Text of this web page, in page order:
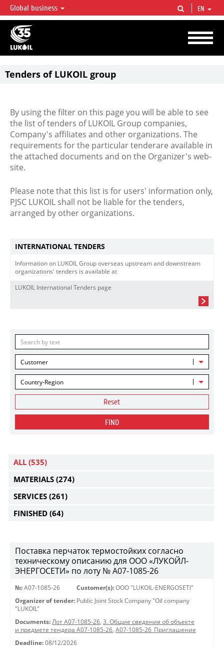
LUKOIL OVERVIEW
LUKOIL is one of the largest oil & gas vertical integrated companies in the world
accounting for over 2% of crude production and circa 1% of proved hydrocarbon
reserves globally.
Global business EN
Tenders of LUKOIL group
By using the filter on this page you will be able to see
the list of tenders of LUKOIL Group companies,
Company's affiliates and other organizations. The
requirements for the particular tenderare available in
the attached documents and on the Organizer's web-
site.
Please note that this list is for users' information only,
PJSC LUKOIL shall not be liable for the tenders,
arranged by other organizations.
INTERNATIONAL TENDERS
Information on LUKOIL Group overseas upstream and downstream
organizations' tenders is available at
LUKOIL International Tenders page
Customer
Country-Region
Reset
FIND
ALL (535)
MATERIALS (274)
SERVICES (261)
FINISHED (64)
Поставка перчаток термостойких согласно
техническому описанию для ООО «ЛУКОЙЛ-
ЭНЕРГОСЕТИ» по лоту № A07-1085-26
№: A07-1085-26 Customer(s): OOO "LUKOIL-ENERGOSETI"
Organizer of tender: Public Joint Stock Company "Oil company
"LUKOIL"
Documents: Лот A07-1085-26, 3. Общие сведения об объекте
и предмете тендера A07-1085-26, A07-1085-26_Приглашение
Deadline: 08/12/2026